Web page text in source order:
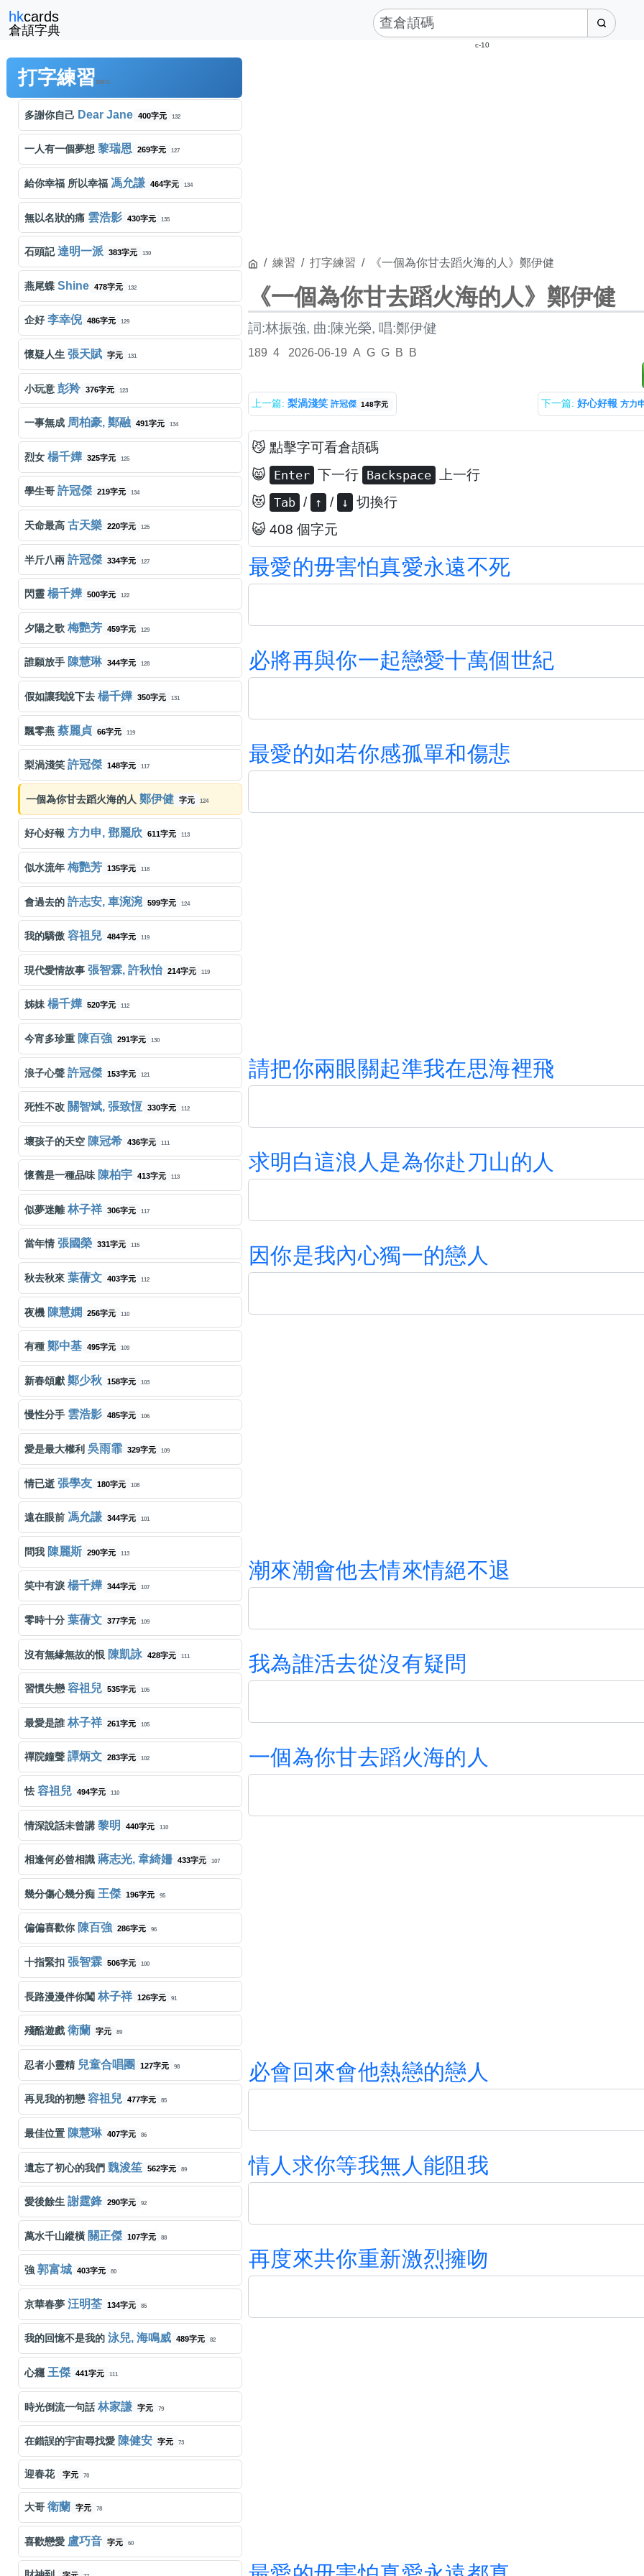
hkcards
倉頡字典
打字練習18671
冷雨夜Beyond
男兒當自強林子祥
多謝你自己 Dear Jane 400字元 132
一人有一個夢想 黎瑞恩 269字元 127
給你幸福 所以幸福 馮允謙 464字元 134
無以名狀的痛 雲浩影 430字元 135
石頭記達明一派 383字元 130
燕尾蝶 Shine 478字元 132
企好李幸倪 486字元 129
懷疑人生 張天賦 字元 131
小玩意 彭羚 376字元 123
一事無成 周柏豪, 鄭融 491字元 134
烈女 楊千嬅 325字元 125
學生哥 許冠傑 219字元 134
天命最高 古天樂 220字元 125
半斤八兩 許冠傑 334字元 127
閃靈 楊千嬅 500字元 122
夕陽之歌 梅艷芳 459字元 129
誰願放手 陳慧琳 344字元 128
假如讓我說下去 楊千嬅 350字元 131
飄零燕 蔡麗貞 66字元 119
梨渦淺笑 許冠傑 148字元 117
一個為你甘去蹈火海的人 鄭伊健 字元 124
好心好報 方力申, 鄧麗欣 611字元 113
似水流年 梅艷芳 135字元 118
會過去的 許志安, 車涴涴 599字元 124
我的驕傲 容祖兒 484字元 119
現代愛情故事 張智霖, 許秋怡 214字元 119
姊妹楊千嬅 520字元 112
今宵多珍重 陳百強 291字元 130
浪子心聲 許冠傑 153字元 121
死性不改 關智斌, 張致恆 330字元 112
壞孩子的天空 陳冠希 436字元 111
懷舊是一種品味 陳柏宇 413字元 113
似夢迷離林子祥 306字元 117
當年情張國榮 331字元 115
秋去秋來 葉蒨文 403字元 112
夜機 陳慧嫻 256字元 110
有種 鄭中基 495字元 109
新春頌獻 鄭少秋 158字元 103
慢性分手 雲浩影 485字元 106
愛是最大權利 吳雨霏 329字元 109
情已逝 張學友 180字元 108
遠在眼前 馮允謙 344字元 101
問我 陳麗斯 290字元 113
笑中有淚 楊千嬅 344字元 107
零時十分 葉蒨文 377字元 109
沒有無緣無故的恨 陳凱詠 428字元 111
習慣失戀容祖兒 535字元 105
最愛是誰 林子祥 261字元 105
禪院鐘聲 譚炳文 283字元 102
怯 容祖兒 494字元 110
情深說話未曾講 黎明 440字元 110
相逢何必曾相識 蔣志光, 韋綺姍 433字元 107
幾分傷心幾分痴 王傑 196字元 95
偏偏喜歡你 陳百強 286字元 96
十指緊扣 張智霖 506字元 100
長路漫漫伴你闖 林子祥 126字元 91
殘酷遊戲衛蘭 字元 89
忍者小靈精 兒童合唱團 127字元 98
再見我的初戀容祖兒 477字元 85
最佳位置 陳慧琳 407字元 86
遺忘了初心的我們 魏浚笙 562字元 89
愛後餘生 謝霆鋒 290字元 92
萬水千山縱橫 關正傑 107字元 88
強 郭富城 403字元 80
京華春夢 汪明荃 134字元 85
我的回憶不是我的 泳兒, 海鳴威 489字元 82
心癮 王傑 441字元 111
時光倒流一句話林家謙 字元 79
在錯誤的宇宙尋找愛 陳健安 字元 73
迎春花 字元 70
大哥 衛蘭 字元 78
喜歡戀愛 盧巧音 字元 60
c-10
練習 打字練習 《一個為你甘去蹈火海的人》鄭伊健
《一個為你甘去蹈火海的人》鄭伊健
詞:林振強, 曲:陳光榮, 唱:鄭伊健
189 4 2026-06-19 A G G B B
上一篇: 梨渦淺笑 許冠傑 148字元 下一篇: 好心好報 方力
😼 點擊字可看倉頡碼
😸 Enter 下一行 Backspace
上一行
😻 Tab / ↑ / ↓
切換行
😺 408 個字元
最愛的毋害怕真愛永遠不死
必將再與你一起戀愛十萬個世紀
最愛的如若你感孤單和傷悲
請把你兩眼關起準我在思海裡飛
求明 白這浪 人 是為你赴 刀山的 人
因你是我內心獨一的戀 人
潮來潮會他去情來情絕不退
我為誰活去從沒有疑問
一個為你甘去蹈火海的 人
必會回 來會他熱戀的戀 人
情 人 求你等我無 人能阻 我
再度來共你重新激烈擁吻